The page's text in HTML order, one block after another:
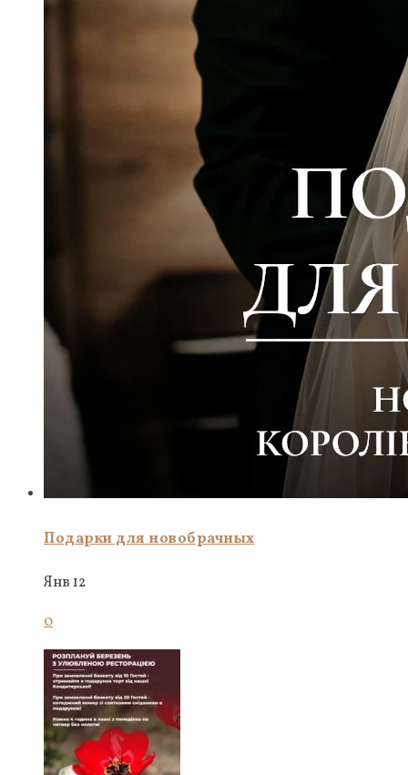
Подарки для новобрачных
Янв 12
0